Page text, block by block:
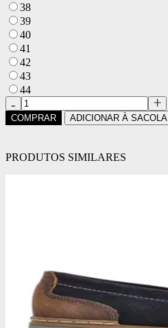
38
39
40
41
42
43
44
COMPRAR ADICIONAR À SACOLA
PRODUTOS SIMILARES